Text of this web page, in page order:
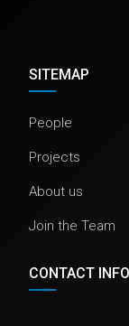
SITEMAP
People
Projects
About us
Join the Team
CONTACT INFO